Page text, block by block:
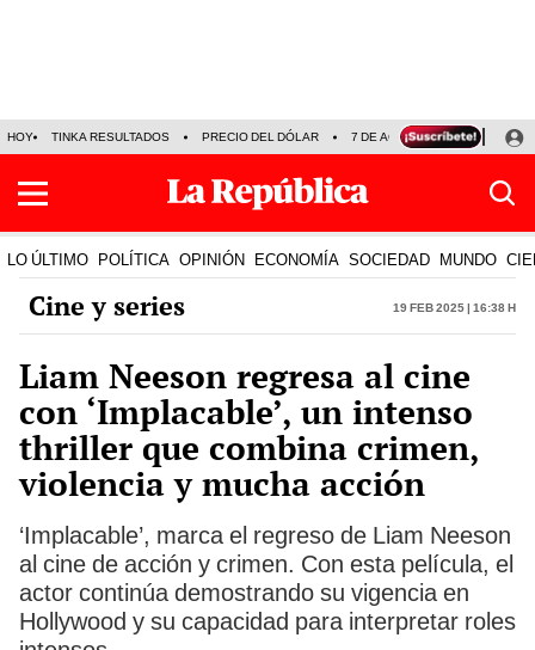
HOY TINKA RESULTADOS PRECIO DEL DÓLAR 7 DE AGOSTO OLLANTA
LO ÚLTIMO POLÍTICA OPINIÓN ECONOMÍA SOCIEDAD MUNDO
Cine y series 19 Feb 2025 | 16:38 h
Liam Neeson regresa al cine
con ‘Implacable’, un intenso
thriller que combina crimen,
violencia y mucha acción
‘Implacable’, marca el regreso de Liam Neeson
al cine de acción y crimen. Con esta película, el
actor continúa demostrando su vigencia en
Hollywood y su capacidad para interpretar roles